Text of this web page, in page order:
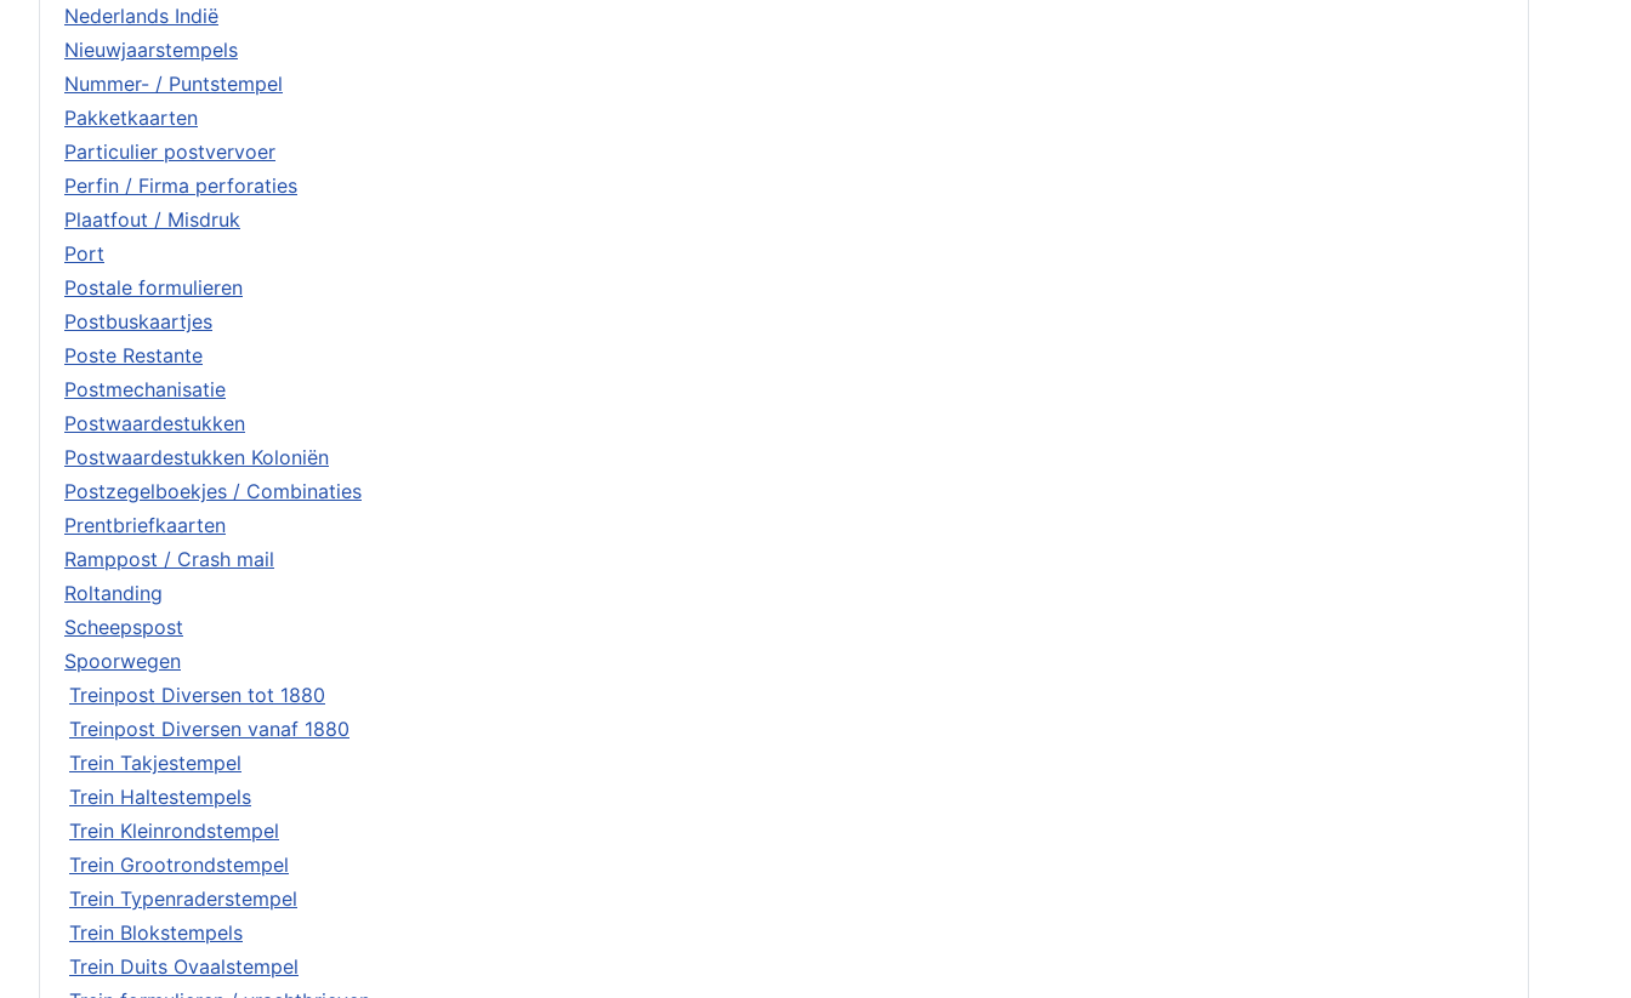
Nederlands Indië
Nieuwjaarstempels
Nummer- / Puntstempel
Pakketkaarten
Particulier postvervoer
Perfin / Firma perforaties
Plaatfout / Misdruk
Port
Postale formulieren
Postbuskaartjes
Poste Restante
Postmechanisatie
Postwaardestukken
Postwaardestukken Koloniën
Postzegelboekjes / Combinaties
Prentbriefkaarten
Ramppost / Crash mail
Roltanding
Scheepspost
Spoorwegen
Treinpost Diversen tot 1880
Treinpost Diversen vanaf 1880
Trein Takjestempel
Trein Haltestempels
Trein Kleinrondstempel
Trein Grootrondstempel
Trein Typenraderstempel
Trein Blokstempels
Trein Duits Ovaalstempel